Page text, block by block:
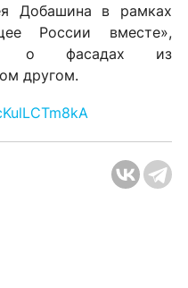
Добашина в рамках
России вместе»,
о фасадах из
другом.